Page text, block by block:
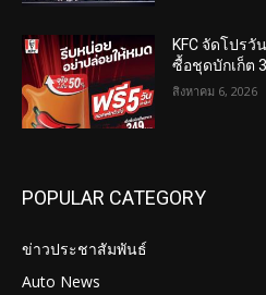
KFC จัดโปรวั
ซื้อชุดบักเก็ต
สิงหาคม 6, 2026
POPULAR CATEGORY
ข่าวประชาสัมพันธ์
Auto News